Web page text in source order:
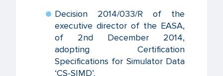
Decision 2014/033/R of the
executive director of the EASA,
of 2nd December 2014,
adopting Certification
Specifications for Simulator Data
‘CS-SIMD’.